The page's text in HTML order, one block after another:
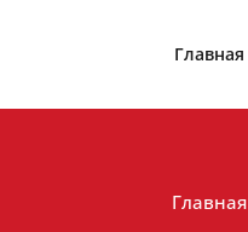
Главная
Главная